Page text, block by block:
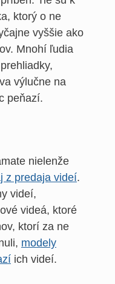
ktorý o ne
vyššie ako
Mnohí ľudia
výlučne na
peňazí.
nielenže
z predaja videí.
videí,
videá, ktoré
ktorí za ne
modely
ich videí.